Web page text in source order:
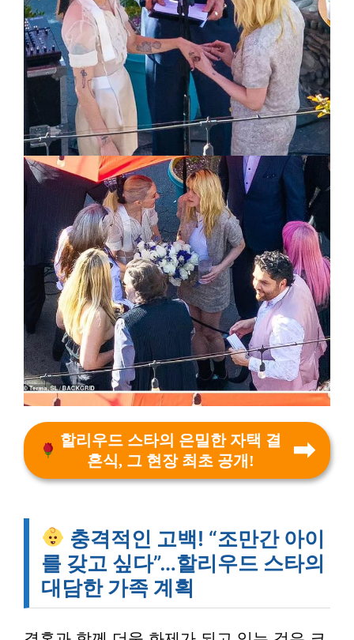
할리우드 스타의 은밀한 자택 결
혼식, 그 현장 최초 공개!
충격적인 고백! “조만간 아이
를 갖고 싶다”…할리우드 스타의
대담한 가족 계획